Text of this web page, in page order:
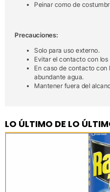
Peinar como de
Precauciones:
Solo para uso externo.
Evitar el contacto con los
En caso de contacto con
abundante agua.
Mantener fuera del
LO ÚLTIMO DE LO